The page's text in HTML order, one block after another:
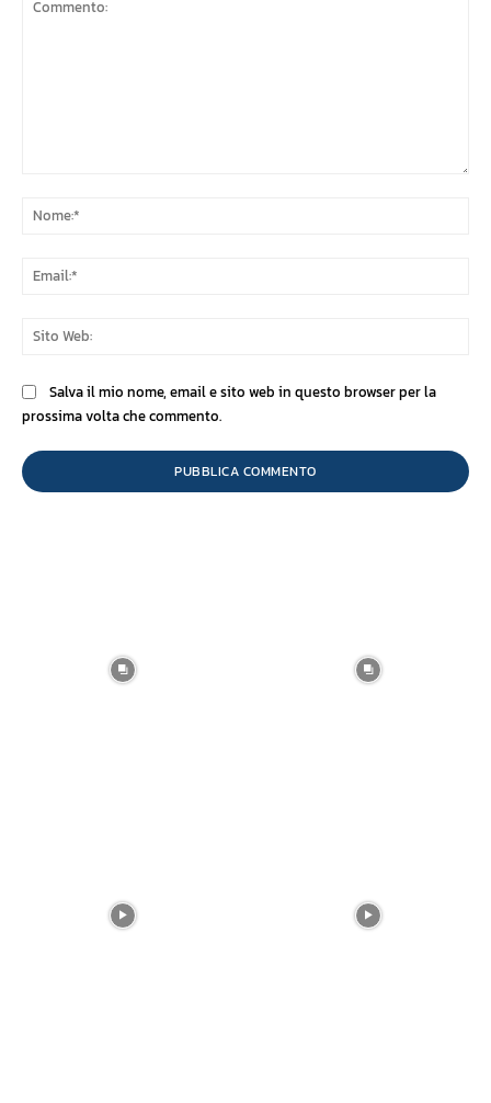
Salva il mio nome, email e sito web in questo browser per la
prossima volta che commento.